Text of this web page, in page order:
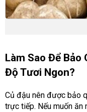
Làm Sao Để Bảo
Độ Tươi Ngon?
Củ đậu nên được bảo
trực tiếp. Nếu muốn ăn